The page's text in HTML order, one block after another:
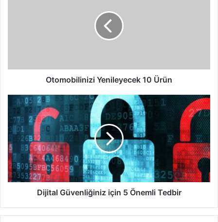
Otomobilinizi Yenileyecek 10 Ürün
Dijital
Güvenliğiniz
için
5
Önemli
Tedbir
Dijital Güvenliğiniz için 5 Önemli Tedbir